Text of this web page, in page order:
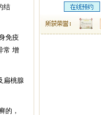
结
免疫
常 增
扁桃腺
的，